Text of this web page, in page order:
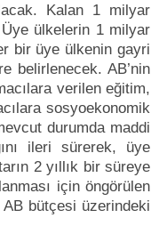
Kalan 1 milyar
ülkelerin 1 milyar
bir üye ülkenin gayri
belirlenecek. AB’nin
verilen eğitim,
sosyoekonomik
durumda maddi
ileri sürerek, üye
2 yıllık bir süreye
için öngörülen
AB bütçesi üzerindeki